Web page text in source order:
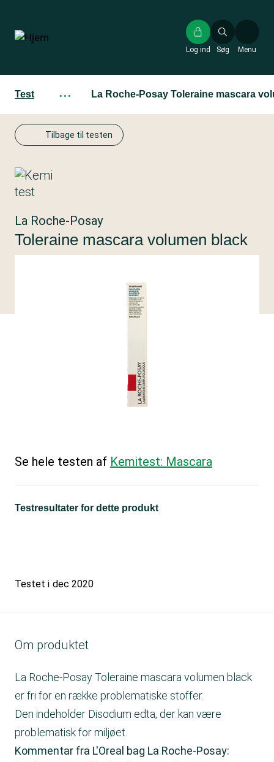
hovedindhold
Søg
Log ind Menu
Test ··· La Roche-Posay Toleraine mascara
Tilbage til testen
La Roche-Posay
Toleraine mascara volumen black
Se hele testen af Kemitest: Mascara
Testresultater for dette produkt
Testet i dec 2020
Om produktet
La Roche-Posay Toleraine mascara volumen black
er fri for en række problematiske stoffer.
Den indeholder Disodium edta, der kan være
problematisk for miljøet.
Kommentar fra L'Oreal bag La Roche-Posay: